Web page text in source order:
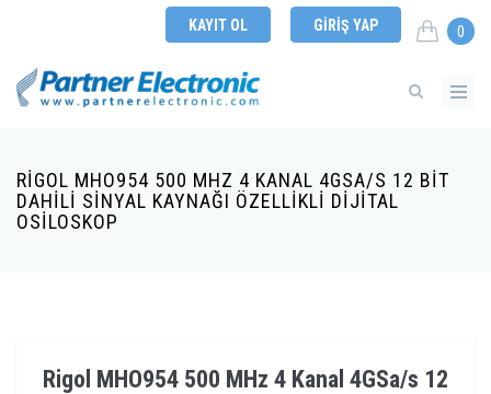
KAYIT OL GIRIŞ YAP 0
RIGOL MHO954 500 MHZ 4 KANAL 4GSA/S 12 BIT
DAHILI SINYAL KAYNAĞI ÖZELLIKLI DIJITAL
OSILOSKOP
Rigol MHO954 500 MHz 4 Kanal 4GSa/s 12